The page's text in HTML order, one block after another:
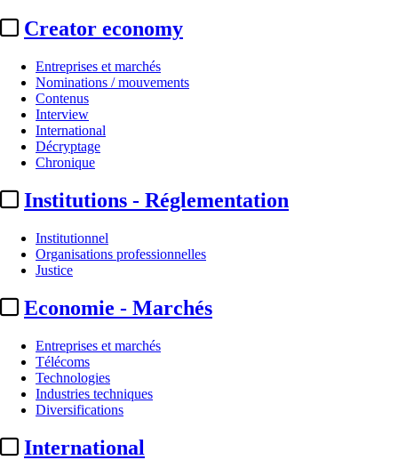
Creator economy
Entreprises et marchés
Nominations / mouvements
Contenus
Interview
International
Décryptage
Chronique
Institutions - Réglementation
Institutionnel
Organisations professionnelles
Justice
Economie - Marchés
Entreprises et marchés
Télécoms
Technologies
Industries techniques
Diversifications
International